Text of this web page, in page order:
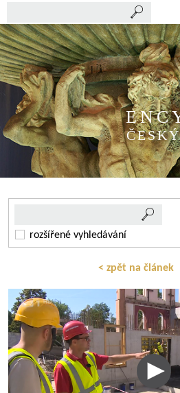
rozšířené vyhledávání
< zpět na článek